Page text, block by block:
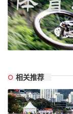
相关推荐